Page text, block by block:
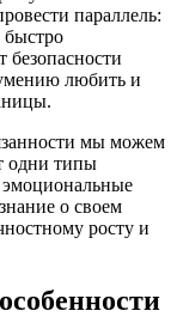
параллель:
любить и
мы можем
одни типы
о своем
росту и